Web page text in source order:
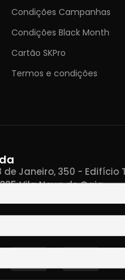
Condições Campanhas
Condições Black Month
Cartão SKPro
Termos e condições
de Janeiro, 350 - Edifício
Vila Nova de Gaia